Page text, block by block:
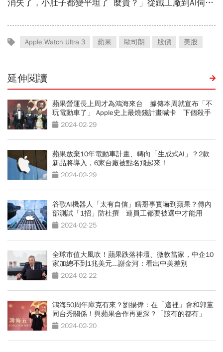
Apple Watch Ultra 3 蘋果 歐司朗 股價 美股
延伸閱讀
蘋果營運長上周才為鴻海來台 據傳本周就宣布「不
玩電動車了」 Apple史上最燒錢計畫喊卡 下個殺手
應用在哪？
2024-02-29
蘋果放棄10年電動車計畫、轉向「生成式AI」？2款
新品將導入，6家台廠被點名飛起來！
2024-02-29
谷歌AI機器人「太有自信」瞎掰事實嚇到蘋果？傳內
部測試「1招」防杜撰 連員工都要被選中才能用
2024-02-25
全球市值大風吹！蘋果跌落神壇、微軟當家，中企10
家加總不到1兆美元...謝金河：看出中美差別
2024-02-22
鴻海50周年庫克有來？劉揚偉：在「這裡」會和郭董
同台秀關係！與蘋果合作再更深？「該有的都有」
2024-02-20